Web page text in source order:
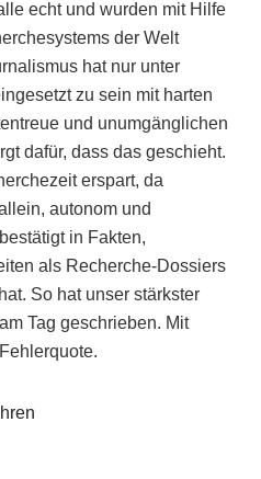
echt und wurden mit Hilfe
der Welt
hat nur unter
zu sein mit harten
und unumgänglichen
dafür, dass das geschieht.
erspart, da
autonom und
in Fakten,
als Recherche-Dossiers
So hat unser stärkster
Tag geschrieben. Mit